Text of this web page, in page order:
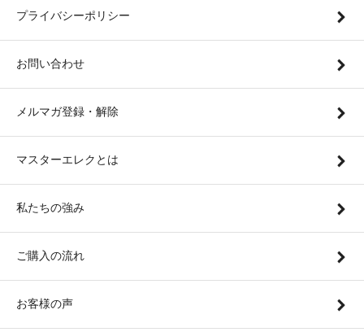
プライバシーポリシー
お問い合わせ
メルマガ登録・解除
マスターエレクとは
私たちの強み
ご購入の流れ
お客様の声